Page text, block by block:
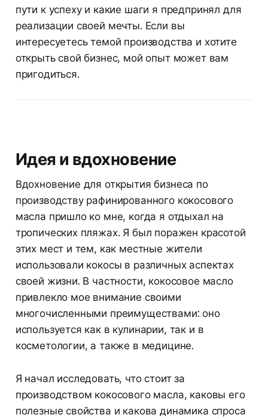
пути к успеху и какие шаги я предпринял для
реализации своей мечты. Если вы
интересуетесь темой производства и хотите
открыть свой бизнес, мой опыт может вам
пригодиться.
Идея и вдохновение
Вдохновение для открытия бизнеса по
производству рафинированного кокосового
масла пришло ко мне, когда я отдыхал на
тропических пляжах. Я был поражен красотой
этих мест и тем, как местные жители
использовали кокосы в различных аспектах
своей жизни. В частности, кокосовое масло
привлекло мое внимание своими
многочисленными преимуществами: оно
используется как в кулинарии, так и в
косметологии, а также в медицине.
Я начал исследовать, что стоит за
производством кокосового масла, каковы его
полезные свойства и какова динамика спроса